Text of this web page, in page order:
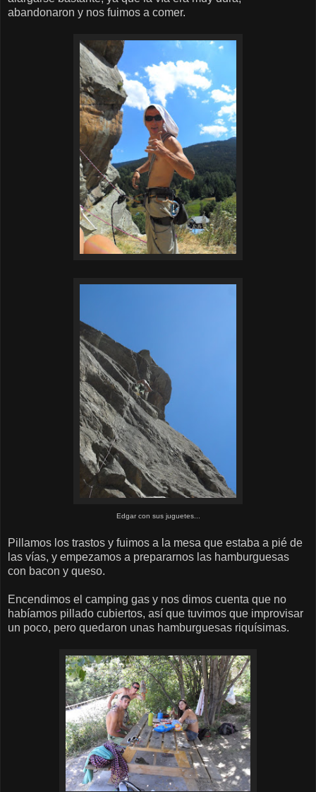
abandonaron y nos fuimos a comer.
Edgar con sus juguetes...
Pillamos los trastos y fuimos a la mesa que estaba a pié de
las vías, y empezamos a prepararnos las hamburguesas
con bacon y queso.
Encendimos el camping gas y nos dimos cuenta que no
habíamos pillado cubiertos, así que tuvimos que improvisar
un poco, pero quedaron unas hamburguesas riquísimas.